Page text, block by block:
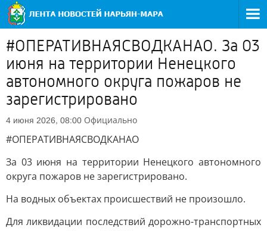
#ОПЕРАТИВНАЯСВОДКАНАО. За 03
июня на территории Ненецкого
автономного округа пожаров не
зарегистрировано
4 июня 2026, 08:00 Официально
#ОПЕРАТИВНАЯСВОДКАНАО
За 03 июня на территории Ненецкого автономного
округа пожаров не зарегистрировано.
На водных объектах происшествий не произошло.
Для ликвидации последствий дорожно-транспортных